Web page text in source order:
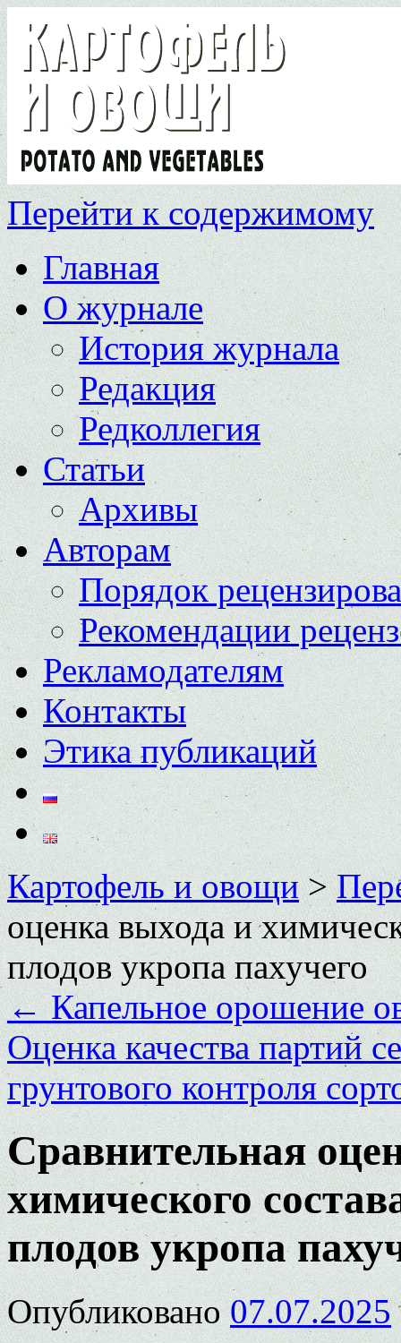
Перейти к содержимому
Главная
О журнале
История журнала
Редакция
Редколлегия
Статьи
Архивы
Авторам
Порядок
Рекомендации
Рекламодателям
Контакты
Этика публикаций
Картофель и овощи>
оценка выхода и
плодов укропа пахучего
←Капельное орошение
Оценка качества партий
грунтового контроля
Сравнительная
химического
плодов укропа
Опубликовано 07.07.2025